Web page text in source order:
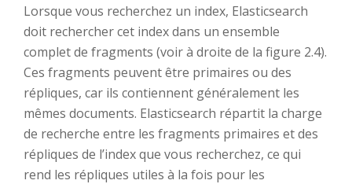
Lorsque vous recherchez un index, Elasticsearch
doit rechercher cet index dans un ensemble
complet de fragments (voir à droite de la figure 2.4).
Ces fragments peuvent être primaires ou des
répliques, car ils contiennent généralement les
mêmes documents. Elasticsearch répartit la charge
de recherche entre les fragments primaires et des
répliques de l’index que vous recherchez, ce qui
rend les répliques utiles à la fois pour les